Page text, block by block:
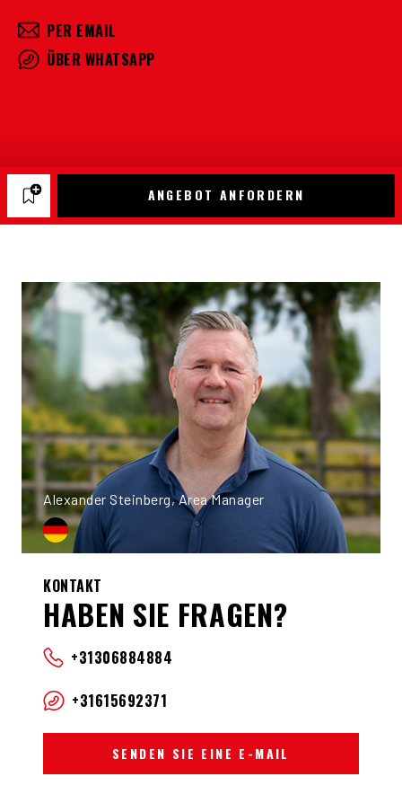
PER EMAIL
ÜBER WHATSAPP
ANGEBOT ANFORDERN
Alexander Steinberg, Area Manager
KONTAKT
HABEN SIE FRAGEN?
+31306884884
+31615692371
SENDEN SIE EINE E-MAIL